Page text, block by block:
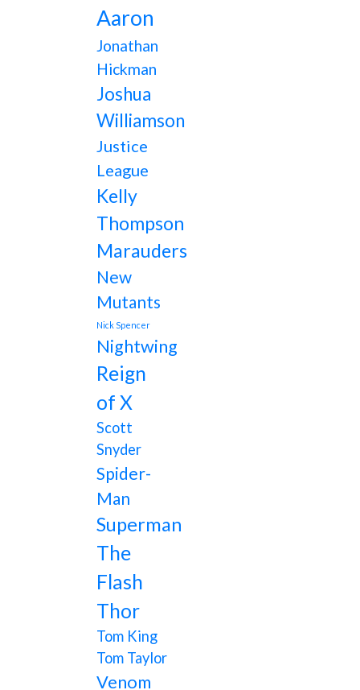
Aaron
Jonathan
Hickman
Joshua
Williamson
Justice
League
Kelly
Thompson
Marauders
New
Mutants
Nick Spencer
Nightwing
Reign
of X
Scott
Snyder
Spider-
Man
Superman
The
Flash
Thor
Tom King
Tom Taylor
Venom